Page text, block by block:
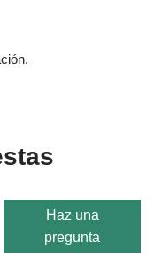
Haz una
pregunta